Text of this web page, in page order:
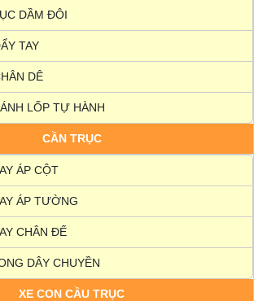
DẦM ĐÔI
TAY
DÊ
LỐP TỰ HÀNH
CẦN TRỤC
ÁP CỘT
ÁP TƯỜNG
CHÂN ĐẾ
DÂY CHUYỀN
XE CON CẦU TRỤC